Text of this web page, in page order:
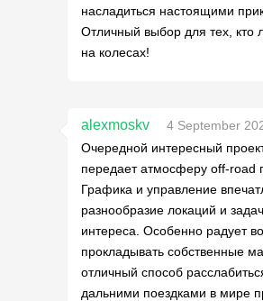
насладиться настоящими
Отличный выбор для тех, кто
на колесах!
alexmoskv
4 September
Очередной интересный
передает атмосферу off-road
Графика и управление
разнообразие локаций и
интереса. Особенно радует
прокладывать собственные
отличный способ
дальними поездками в мире